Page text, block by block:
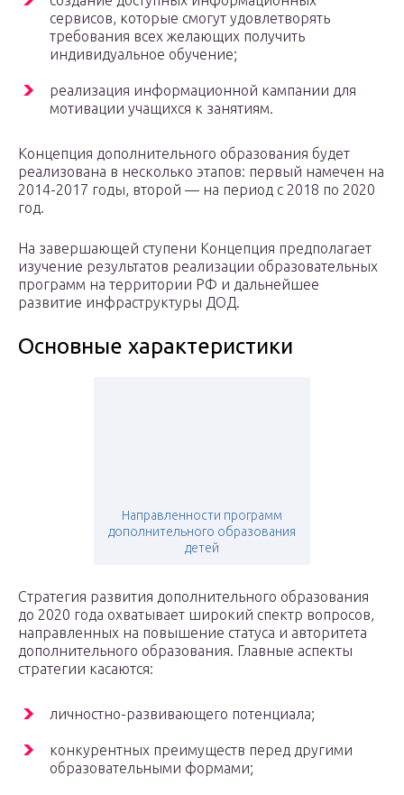
сервисов, которые смогут удовлетворять
требования всех желающих получить
индивидуальное обучение;
реализация информационной кампании для
мотивации учащихся к занятиям.
Концепция дополнительного образования будет
реализована в несколько этапов: первый намечен на
2014-2017 годы, второй — на период с 2018 по 2020
год.
На завершающей ступени Концепция предполагает
изучение результатов реализации образовательных
программ на территории РФ и дальнейшее
развитие инфраструктуры ДОД.
Основные характеристики
Направленности программ
дополнительного образования
детей
Стратегия развития дополнительного образования
до 2020 года охватывает широкий спектр вопросов,
направленных на повышение статуса и авторитета
дополнительного образования. Главные аспекты
стратегии касаются:
личностно-развивающего потенциала;
конкурентных преимуществ перед другими
образовательными формами;